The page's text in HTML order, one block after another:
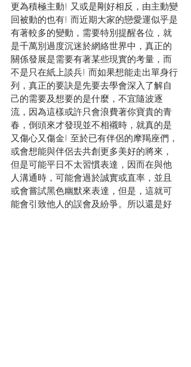
更為積極主動! 又或是剛好相反，由主動變
回被動的也有! 而近期大家的戀愛運似乎是
有著較多的變動，需要特別提醒各位，就
是千萬別過度沉迷於網絡世界中，真正的
關係發展是需要有著某些現實的考量，而
不是只在紙上談兵! 而如果想能走出單身行
列，真正的要訣是先要去學會深入了解自
己的需要及想要的是什麼，不宜隨波逐
流，因為這樣或許只會浪費著你寶貴的青
春，倒頭來才發現並不相襯時，就真的是
又傷心又傷金! 至於已有伴侶的摩羯座們，
或會想能與伴侶去共創更多美好的將來，
但是可能平日不太習慣表達，因而在與他
人溝通時，可能會過於誠實或直率，並且
或會嘗試黑色幽默來表達，但是，這就可
能會引致他人的誤會及紛爭。所以還是好